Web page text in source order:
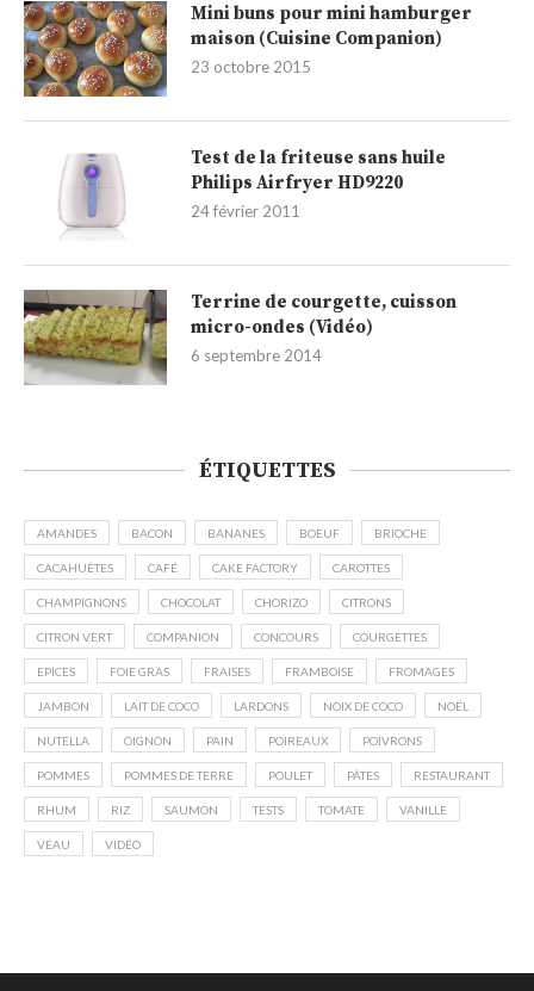
Mini buns pour mini hamburger
maison (Cuisine Companion)
23 octobre 2015
Test de la friteuse sans huile
Philips Airfryer HD9220
24 février 2011
Terrine de courgette, cuisson
micro-ondes (Vidéo)
6 septembre 2014
ÉTIQUETTES
AMANDES BACON BANANES BOEUF BRIOCHE
CACAHUÈTES CAFÉ CAKE FACTORY CAROTTES
CHAMPIGNONS CHOCOLAT CHORIZO CITRONS
CITRON VERT COMPANION CONCOURS COURGETTES
EPICES FOIE GRAS FRAISES FRAMBOISE FROMAGES
JAMBON LAIT DE COCO LARDONS NOIX DE COCO NOËL
NUTELLA OIGNON PAIN POIREAUX POIVRONS
POMMES POMMES DE TERRE POULET PÂTES RESTAURANT
RHUM RIZ SAUMON TESTS TOMATE VANILLE
VEAU VIDÉO